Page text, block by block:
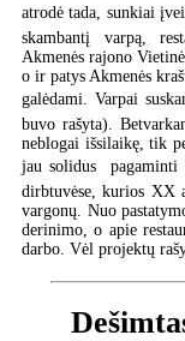
atrodė tada, sunkiai
skambantį varpą,
Akmenės rajono
o ir patys Akmenės
galėdami. Varpai
buvo rašyta).
neblogai išsilaikę, tik
jau solidus 
dirbtuvėse, kurios XX
vargonų. Nuo
derinimo, o apie
darbo. Vėl projektų